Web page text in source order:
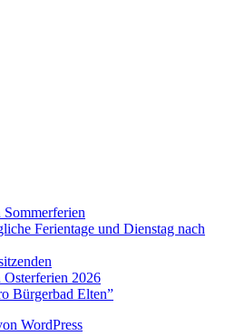
Ferientage und Dienstag nach
2026
Bürgerbad Elten”
WordPress